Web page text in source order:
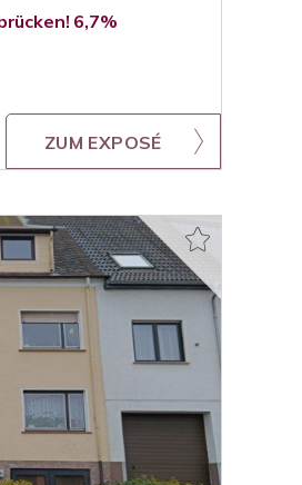
6,7%
ZUM EXPOSÉ